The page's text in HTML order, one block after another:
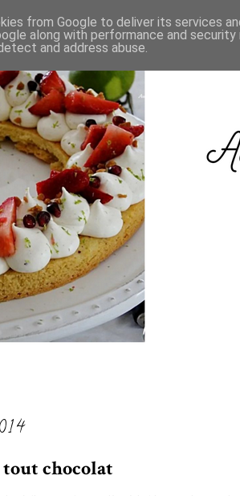
tout chocolat
from Google to deliver its services
along with performance and
and address abuse.